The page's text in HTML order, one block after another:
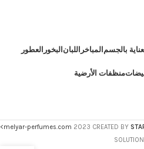
العطور البخور اللبان المباخر بالجسم
منظفات الأرضية
<melyar-perfumes.com 2023 CREATED BY